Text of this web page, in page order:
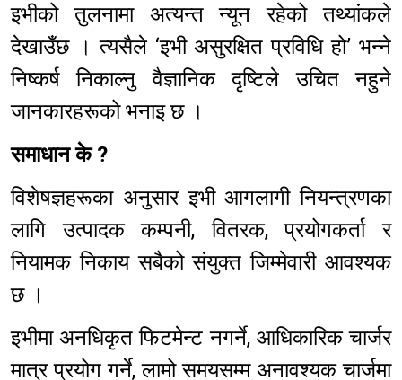
इभीको तुलनामा अत्यन्त न्यून रहेको तथ्यांकले
देखाउँछ । त्यसैले ‘इभी असुरक्षित प्रविधि हो’ भन्ने
निष्कर्ष निकाल्नु वैज्ञानिक दृष्टिले उचित नहुने
जानकारहरूको भनाइ छ ।
समाधान के ?
विशेषज्ञहरूका अनुसार इभी आगलागी नियन्त्रणका
लागि उत्पादक कम्पनी, वितरक, प्रयोगकर्ता र
नियामक निकाय सबैको संयुक्त जिम्मेवारी आवश्यक
छ ।
इभीमा अनधिकृत फिटमेन्ट नगर्ने, आधिकारिक चार्जर
मात्र प्रयोग गर्ने, लामो समयसम्म अनावश्यक चार्जमा